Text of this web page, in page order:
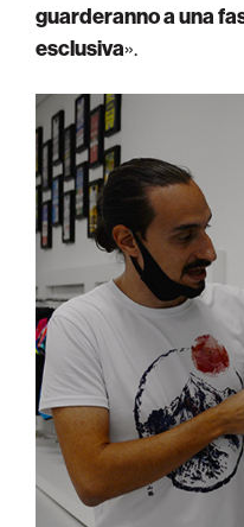
guarderanno a una
esclusiva».